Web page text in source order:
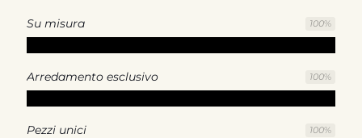
Su misura 100%
Arredamento esclusivo 100%
Pezzi unici 100%